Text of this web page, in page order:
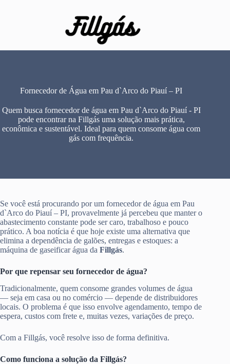
Fornecedor de Água em Pau d`Arco do Piauí – PI
Quem busca fornecedor de água em Pau d`Arco do Piauí - PI
pode encontrar na Fillgás uma solução mais prática,
econômica e sustentável. Ideal para quem consome água com
gás com frequência.
Se você está procurando por um fornecedor de água em Pau
d`Arco do Piauí – PI, provavelmente já percebeu que manter o
abastecimento constante pode ser caro, trabalhoso e pouco
prático. A boa notícia é que hoje existe uma alternativa que
elimina a dependência de galões, entregas e estoques: a
máquina de gaseificar água da Fillgás.
Por que repensar seu fornecedor de água?
Tradicionalmente, quem consome grandes volumes de água
— seja em casa ou no comércio — depende de distribuidores
locais. O problema é que isso envolve agendamento, tempo de
espera, custos com frete e, muitas vezes, variações de preço.
Com a Fillgás, você resolve isso de forma definitiva.
Como funciona a solução da Fillgás?